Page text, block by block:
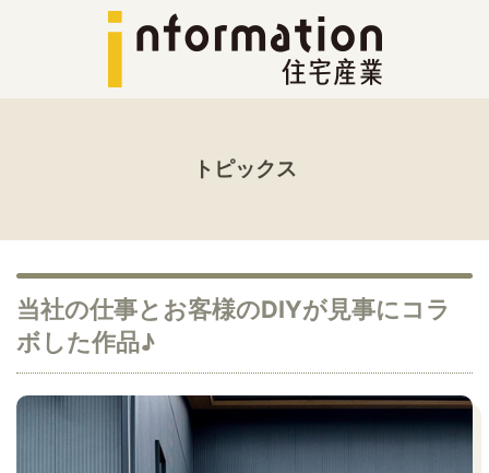
トピックス
当社の仕事とお客様のDIYが見事にコラ
ボした作品♪